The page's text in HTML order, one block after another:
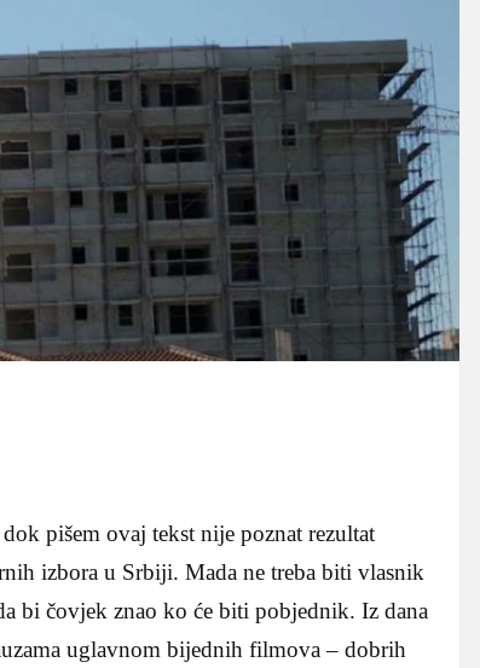
pišem ovaj tekst nije poznat rezultat
izbora u Srbiji. Mada ne treba biti vlasnik
bi čovjek znao ko će biti pobjednik. Iz dana
uglavnom bijednih filmova – dobrih